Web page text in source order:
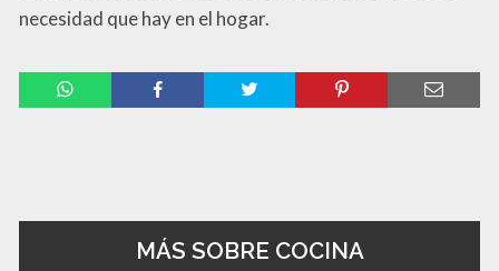
necesidad que hay en el hogar.
MÁS SOBRE COCINA